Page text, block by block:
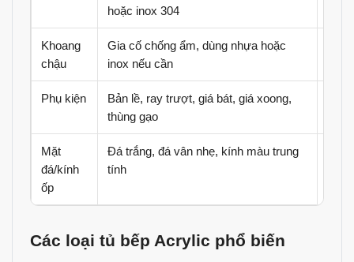
hoặc inox 304
Khoang
chậu
Gia cố chống ẩm, dùng nhựa hoặc
inox nếu cần
Phụ kiện
Bản lề, ray trượt, giá bát, giá xoong,
thùng gạo
Mặt
đá/kính
ốp
Đá trắng, đá vân nhẹ, kính màu trung
tính
Các loại tủ bếp Acrylic phổ biến